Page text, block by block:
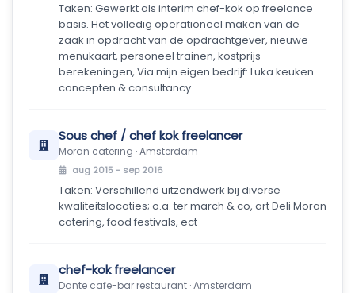
Taken: Gewerkt als interim chef-kok op freelance
basis. Het volledig operationeel maken van de
zaak in opdracht van de opdrachtgever, nieuwe
menukaart, personeel trainen, kostprijs
berekeningen, Via mijn eigen bedrijf: Luka keuken
concepten & consultancy
Sous chef / chef kok freelancer
Moran catering · Amsterdam
aug 2015 - sep 2016
Taken: Verschillend uitzendwerk bij diverse
kwaliteitslocaties; o.a. ter march & co, art Deli Moran
catering, food festivals, ect
chef-kok freelancer
Dante cafe-bar restaurant · Amsterdam